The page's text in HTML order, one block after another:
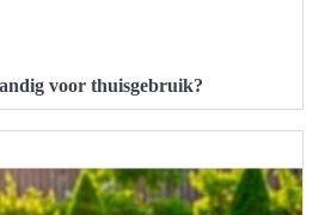
voor thuisgebruik?